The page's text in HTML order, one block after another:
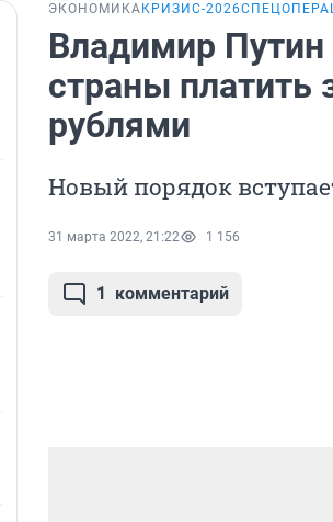
ЭКОНОМИКА КРИЗИС-2026
Владимир
страны платить
рублями
Новый порядок
31 марта 2022, 21:22 1 156
1 комментарий